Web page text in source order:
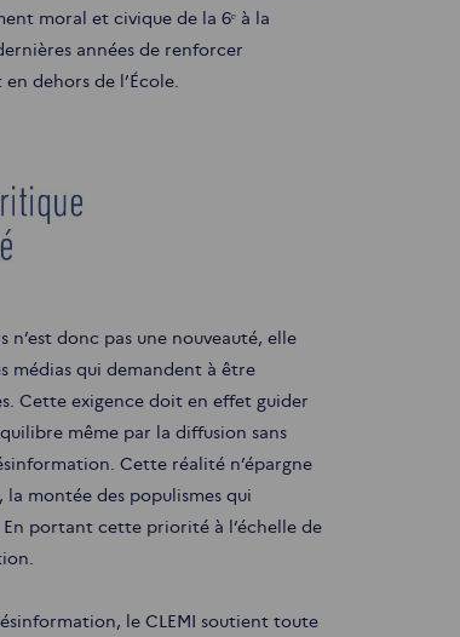
moral et civique de la 6ᵉ à la
années de renforcer
dehors de l’École.
donc pas une nouveauté, elle
médias qui demandent à être
Cette exigence doit en effet guider
même par la diffusion sans
Cette réalité n’épargne
montée des populismes qui
portant cette priorité à l’échelle de
le CLEMI soutient toute